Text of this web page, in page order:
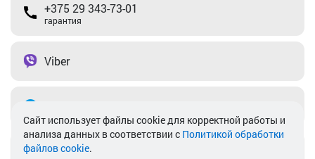
+375 29 343-73-01
гарантия
Viber
info@akkamulik.by
Cайт использует файлы cookie для корректной работы и
анализа данных в соответствии с Политикой обработки
файлов cookie.